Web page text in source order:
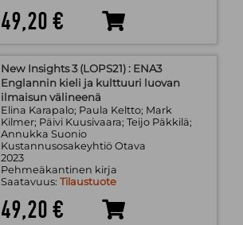
49,20 €
New Insights 3 (LOPS21) : ENA3
Englannin kieli ja kulttuuri luovan
ilmaisun välineenä
Elina Karapalo; Paula Keltto; Mark
Kilmer; Päivi Kuusivaara; Teijo Päkkilä;
Annukka Suonio
Kustannusosakeyhtiö Otava
2023
Pehmeäkantinen kirja
Saatavuus: Tilaustuote
49,20 €